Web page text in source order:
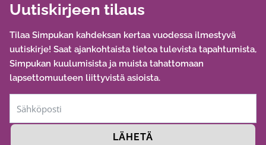
Uutiskirjeen tilaus
Tilaa Simpukan kahdeksan kertaa vuodessa ilmestyvä
uutiskirje! Saat ajankohtaista tietoa tulevista tapahtumista,
Simpukan kuulumisista ja muista tahattomaan
lapsettomuuteen liittyvistä asioista.
LÄHETÄ